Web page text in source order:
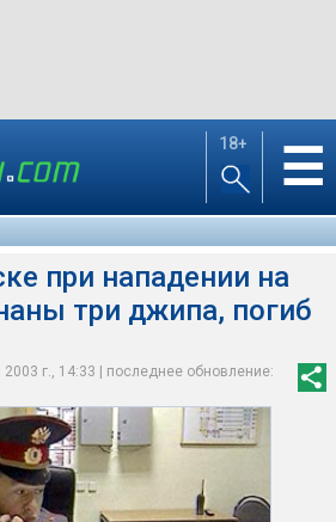
18+ ☰
при нападении на
три джипа, погиб
г., 14:33 | последнее обновление: